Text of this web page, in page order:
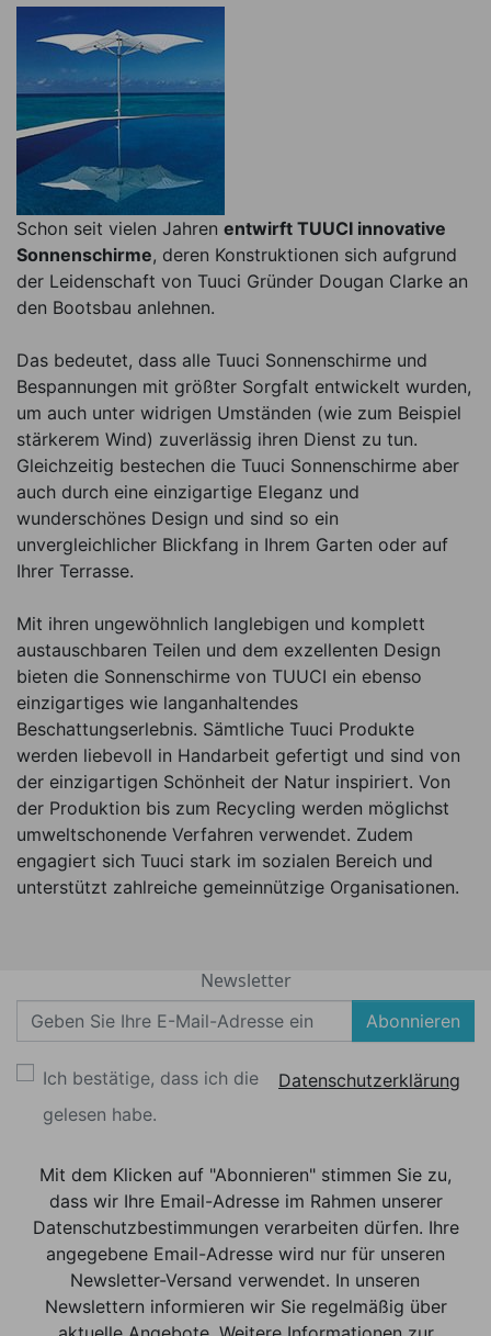
Schon seit vielen Jahren entwirft TUUCI innovative
Sonnenschirme, deren Konstruktionen sich aufgrund
der Leidenschaft von Tuuci Gründer Dougan Clarke an
den Bootsbau anlehnen.
Das bedeutet, dass alle Tuuci Sonnenschirme und
Bespannungen mit größter Sorgfalt entwickelt wurden,
um auch unter widrigen Umständen (wie zum Beispiel
stärkerem Wind) zuverlässig ihren Dienst zu tun.
Gleichzeitig bestechen die Tuuci Sonnenschirme aber
auch durch eine einzigartige Eleganz und
wunderschönes Design und sind so ein
unvergleichlicher Blickfang in Ihrem Garten oder auf
Ihrer Terrasse.
Mit ihren ungewöhnlich langlebigen und komplett
austauschbaren Teilen und dem exzellenten Design
bieten die Sonnenschirme von TUUCI ein ebenso
einzigartiges wie langanhaltendes
Beschattungserlebnis. Sämtliche Tuuci Produkte
werden liebevoll in Handarbeit gefertigt und sind von
der einzigartigen Schönheit der Natur inspiriert. Von
der Produktion bis zum Recycling werden möglichst
umweltschonende Verfahren verwendet. Zudem
engagiert sich Tuuci stark im sozialen Bereich und
unterstützt zahlreiche gemeinnützige Organisationen.
Newsletter
Abonnieren
Ich bestätige, dass ich die
Datenschutzerklärung
gelesen habe.
Mit dem Klicken auf "Abonnieren" stimmen Sie zu,
dass wir Ihre Email-Adresse im Rahmen unserer
Datenschutzbestimmungen verarbeiten dürfen. Ihre
angegebene Email-Adresse wird nur für unseren
Newsletter-Versand verwendet. In unseren
Newslettern informieren wir Sie regelmäßig über